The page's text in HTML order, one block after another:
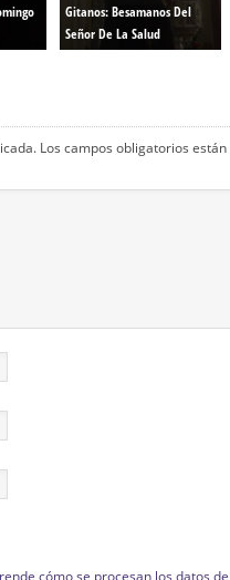
Gitanos: Besamanos Del
Señor De La Salud
Los campos obligatorios
cómo se procesan los datos